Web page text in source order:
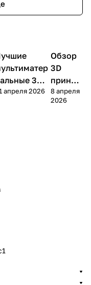
3D принтеры
3D
на
апреля 2026
3D
Обзор
3D
принте
ра
FlashF
8 апреля
2026